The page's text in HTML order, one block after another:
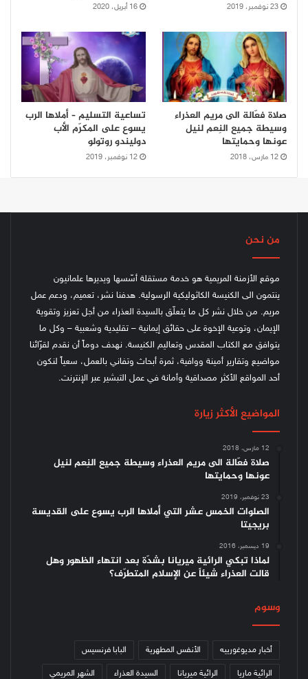
23 نوفمبر، 2019 16 أبريل، 2020
صلاة فعّالة الى مريم العذراء
وسيطة جميع النِعم لنيل
عونها وحمايتها
12 مارس، 2018
تساعية التسليم – أملاها الرب
يسوع على المكرّم الأب
دوليندو روتولو
12 نوفمبر، 2019
من نحن
موقع الأزمنة المريمية هو خدمة مستقلة أسّسها ويديرها علمانيون
ينتمون الى الكنيسة الكاثوليكية الرسولية. هدفنا نشر، تعميم، ودعم عمل
مريم. من خلال نشر كل ما يتعلّق بالسيدة العذراء من أجل تعزيز وتقوية
الإيمان، وتوعية الإخوة على حقائق إيمانية – تقليدية وشعبية – وكل ما
يتوافق مع الكتاب المقدس وتعاليم الكنيسة. نهدف دوماً أن نقدم لقرّائنا
مواضيع وتقارير أمينة ووافية، ثمرة أبحاث وتفاني بالعمل، سعياً لنكون
أحد المواقع الأكثر مصداقية وأمانة في عمل التبشير عبر الإنترنت.
المواضيع الأكثر زيارة
12 مارس، 2018
صلاة فعّالة الى مريم العذراء وسيطة جميع النِعم لنيل
عونها وحمايتها
23 نوفمبر، 2019
الصلوات الخمس عشر التي أملاها الرب يسوع على القديسة
بريجيتا
19 ديسمبر، 2016
لماذا تبكي الرائية ميريانا بشدّة بعد انتهاء الظهور وهل
قالت العذراء شيئاً عن الإسلام المتطرّف؟
وسوم
أخبار مديوغورييه الأنفس المطهرية البابا فرنسيس
الرائية ماريا الرائية ميريانا السيدة العذراء الشهر المريمي